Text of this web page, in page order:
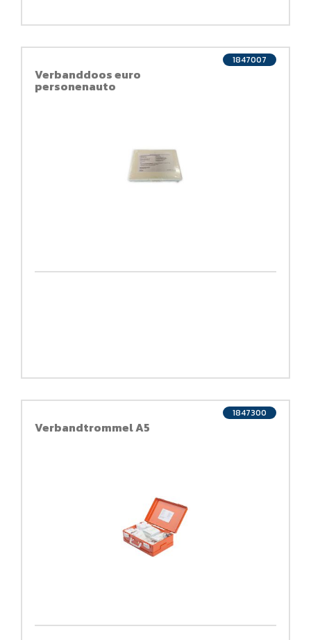
Verbanddoos euro
personenauto
1847007
Verbandtrommel A5
1847300